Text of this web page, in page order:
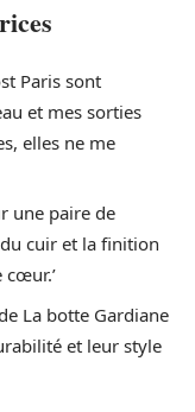
Paris sont
et mes sorties
elles ne me
une paire de
cuir et la finition
La botte Gardiane
et leur style